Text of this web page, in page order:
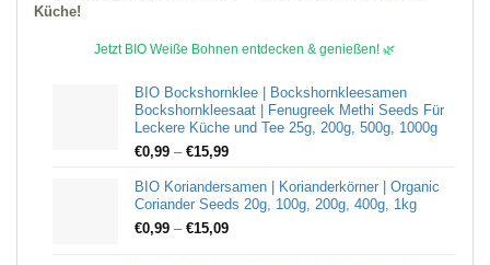
Küche!
Jetzt BIO Weiße Bohnen entdecken & genießen! 🌿
BIO Bockshornklee | Bockshornkleesamen
Bockshornkleesaat | Fenugreek Methi Seeds Für
Leckere Küche und Tee 25g, 200g, 500g, 1000g
€0,99– €15,99
BIO Koriandersamen | Korianderkörner | Organic
Coriander Seeds 20g, 100g, 200g, 400g, 1kg
€0,99– €15,09